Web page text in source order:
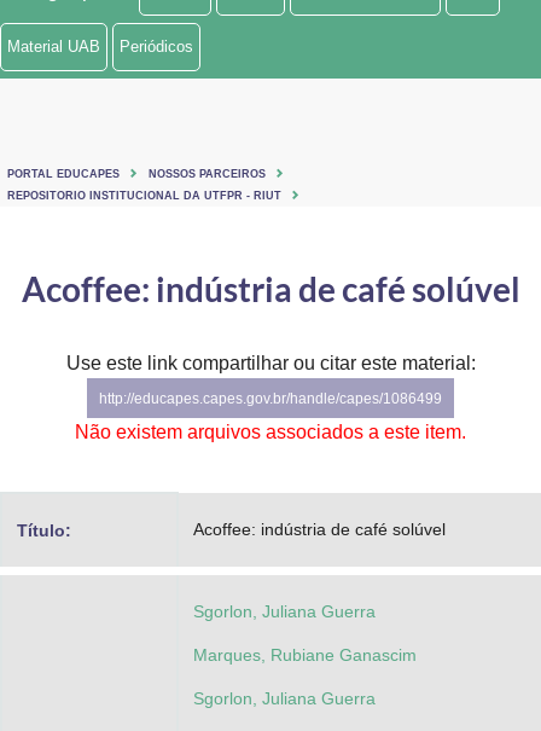
Ministério de Minas e Energia
Ministério do Turismo
Controladoria-Geral da União
Secretaria-Geral
Advocacia-Geral da União
Material UAB Periódicos
PORTAL EDUCAPES
NOSSOS PARCEIROS
REPOSITORIO INSTITUCIONAL DA UTFPR - RIUT
Acoffee: indústria de café solúvel
Use este link compartilhar ou citar este material:
http://educapes.capes.gov.br/handle/capes/1086499
Não existem arquivos associados a este item.
Título: Acoffee: indústria de café solúvel
Sgorlon, Juliana Guerra
Marques, Rubiane Ganascim
Sgorlon, Juliana Guerra